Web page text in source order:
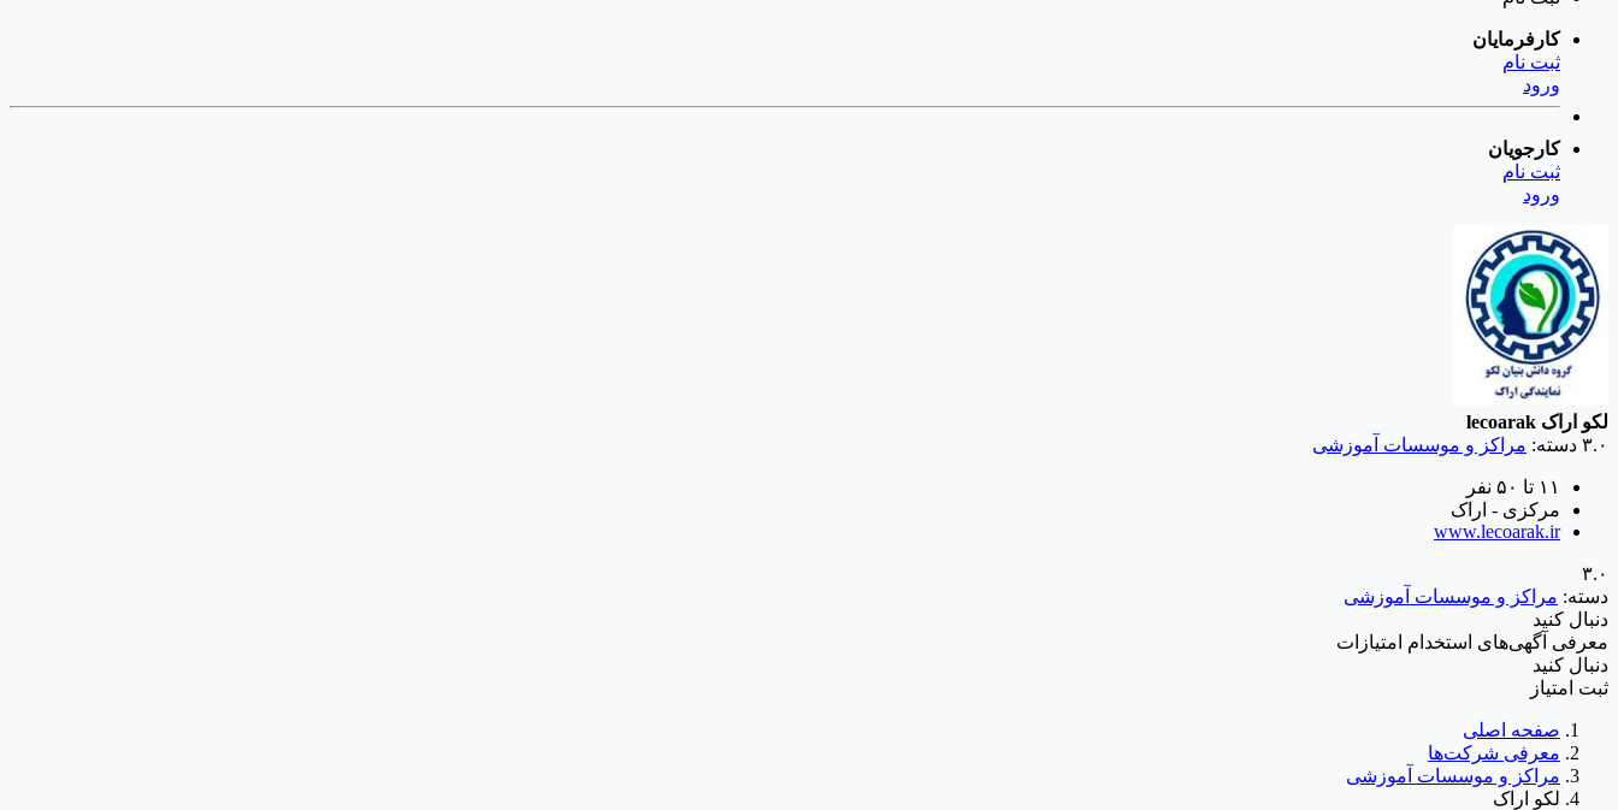
کارفرمایان
ثبت نام
ورود
کارجویان
ثبت نام
ورود
لکو اراک lecoarak
۳.۰ دسته: مراکز و موسسات آموزشی
۱۱ تا ۵۰ نفر
مرکزی - اراک
www.lecoarak.ir
۳.۰
دسته: مراکز و موسسات آموزشی
دنبال کنید
معرفی آگهی‌های استخدام امتیازات
دنبال کنید
ثبت امتیاز
صفحه اصلی
معرفی شرکت‌ها
مراکز و موسسات آموزشی
لکو اراک